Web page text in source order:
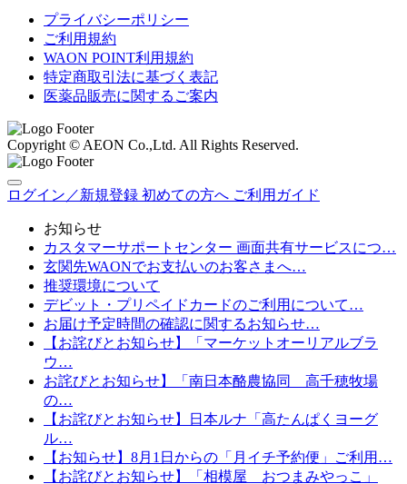
プライバシーポリシー
ご利用規約
WAON POINT利用規約
特定商取引法に基づく表記
医薬品販売に関するご案内
Copyright © AEON Co.,Ltd. All Rights Reserved.
ログイン／新規登録 初めての方へ ご利用ガイド
お知らせ
カスタマーサポートセンター 画面共有サービスにつ…
玄関先WAONでお支払いのお客さまへ…
推奨環境について
デビット・プリペイドカードのご利用について…
お届け予定時間の確認に関するお知らせ…
【お詫びとお知らせ】「マーケットオーリアルブラ
ウ…
お詫びとお知らせ】「南日本酪農協同 高千穂牧場
の…
【お詫びとお知らせ】日本ルナ「高たんぱくヨーグ
ル…
【お知らせ】8月1日からの「月イチ予約便」ご利用…
【お詫びとお知らせ】「相模屋 おつまみやっこ」